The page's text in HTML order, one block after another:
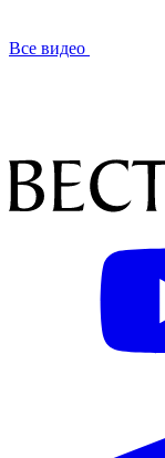
Все видео